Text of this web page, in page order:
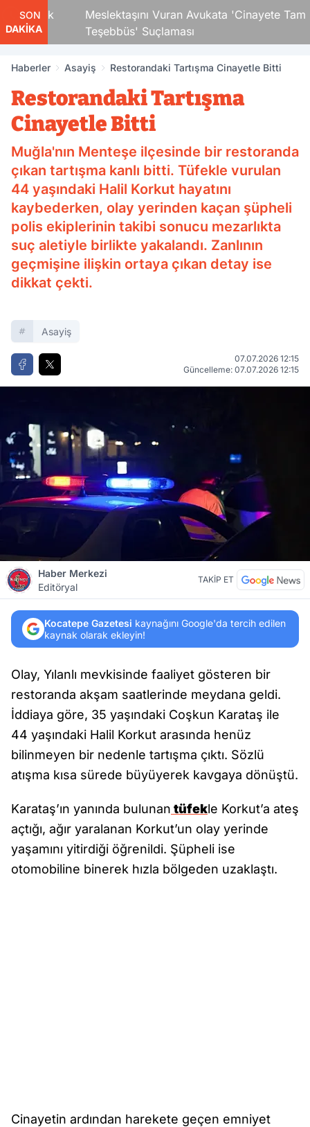
SON
DAKİKA
Meslektaşını Vuran Avukata 'Cinayete Tam
Teşebbüs' Suçlaması
Haberler Asayiş Restorandaki Tartışma Cinayetle Bitti
Restorandaki Tartışma
Cinayetle Bitti
Muğla'nın Menteşe ilçesinde bir restoranda
çıkan tartışma kanlı bitti. Tüfekle vurulan
44 yaşındaki Halil Korkut hayatını
kaybederken, olay yerinden kaçan şüpheli
polis ekiplerinin takibi sonucu mezarlıkta
suç aletiyle birlikte yakalandı. Zanlının
geçmişine ilişkin ortaya çıkan detay ise
dikkat çekti.
Asayiş
07.07.2026 12:15
Güncelleme: 07.07.2026 12:15
Haber Merkezi
Editöryal
TAKİP ET
Kocatepe Gazetesi kaynağını Google'da tercih edilen
kaynak olarak ekleyin!
Olay, Yılanlı mevkisinde faaliyet gösteren bir
restoranda akşam saatlerinde meydana geldi.
İddiaya göre, 35 yaşındaki Coşkun Karataş ile
44 yaşındaki Halil Korkut arasında henüz
bilinmeyen bir nedenle tartışma çıktı. Sözlü
atışma kısa sürede büyüyerek kavgaya dönüştü.
Karataş’ın yanında bulunan tüfekle Korkut’a ateş
açtığı, ağır yaralanan Korkut’un olay yerinde
yaşamını yitirdiği öğrenildi. Şüpheli ise
otomobiline binerek hızla bölgeden uzaklaştı.
Cinayetin ardından harekete geçen emniyet